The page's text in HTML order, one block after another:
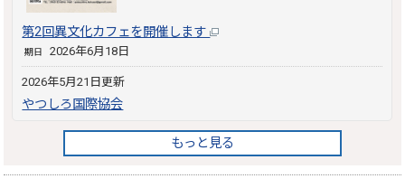
第2回異文化カフェを開催します
期日 2026年6月18日
2026年5月21日更新
やつしろ国際協会
もっと見る